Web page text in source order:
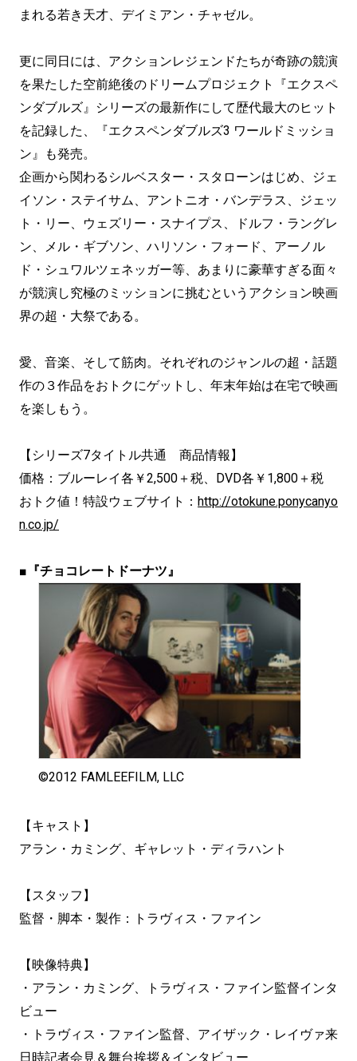
まれる若き天才、デイミアン・チャゼル。
更に同日には、アクションレジェンドたちが奇跡の競演
を果たした空前絶後のドリームプロジェクト『エクスペ
ンダブルズ』シリーズの最新作にして歴代最大のヒット
を記録した、『エクスペンダブルズ3 ワールドミッショ
ン』も発売。
企画から関わるシルベスター・スタローンはじめ、ジェ
イソン・ステイサム、アントニオ・バンデラス、ジェッ
ト・リー、ウェズリー・スナイプス、ドルフ・ラングレ
ン、メル・ギブソン、ハリソン・フォード、アーノル
ド・シュワルツェネッガー等、あまりに豪華すぎる面々
が競演し究極のミッションに挑むというアクション映画
界の超・大祭である。
愛、音楽、そして筋肉。それぞれのジャンルの超・話題
作の３作品をおトクにゲットし、年末年始は在宅で映画
を楽しもう。
【シリーズ7タイトル共通 商品情報】
価格：ブルーレイ各￥2,500＋税、DVD各￥1,800＋税
おトク値！特設ウェブサイト： http://otokune.ponycanyo
n.co.jp/
■ 『チョコレートドーナツ』
©2012 FAMLEEFILM, LLC
【キャスト】
アラン・カミング、ギャレット・ディラハント
【スタッフ】
監督・脚本・製作：トラヴィス・ファイン
【映像特典】
・アラン・カミング、トラヴィス・ファイン監督インタ
ビュー
・トラヴィス・ファイン監督、アイザック・レイヴァ来
日時記者会見＆舞台挨拶＆インタビュー